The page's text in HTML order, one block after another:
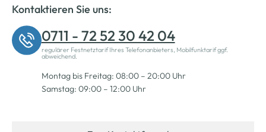
Kontaktieren Sie uns:
0711 - 72 52 30 42 04
regulärer Festnetztarif Ihres Telefonanbieters, Mobilfunktarif ggf.
abweichend.
Montag bis Freitag: 08:00 – 20:00 Uhr
Samstag: 09:00 – 12:00 Uhr